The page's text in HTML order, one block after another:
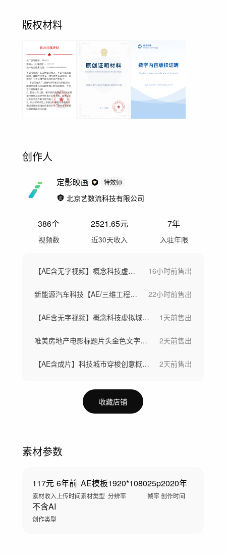
版权材料
创作人
定影映画 特效师
北京艺数流科技有限公司
386个
视频数
2521.65元
近30天收入
7年
入驻年限
【AE含无字视频】概念科技虚拟城市芯片 16小时前售出
新能源汽车科技【AE/三维工程/成片】 22小时前售出
【AE含无字视频】概念科技虚拟城市芯片 1天前售出
唯美房地产电影标题片头金色文字标题字幕 2天前售出
【AE含成片】科技城市穿梭创意概念大数据 2天前售出
收藏店铺
素材参数
117元
素材收入
6年前
上传时间
AE模板
素材类型
1920*1080
分辨率
25p
帧率
2020年
创作时间
不含AI
创作类型